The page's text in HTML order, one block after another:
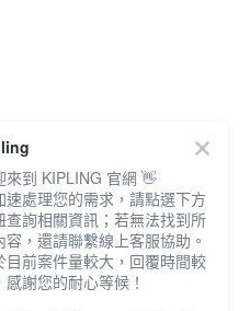
來到 KIPLING 官網 👋
速處理您的需求，請點選下方
查詢相關資訊；若無法找到所
容，還請聯繫線上客服協助。
目前案件量較大，回覆時間較
感謝您的耐心等候！